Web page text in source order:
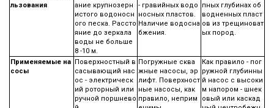
льзования
ание крупнозерн
истого водоносн
ого песка. Рассто
яние до зеркала
воды не больше
8 -10 м.
- гравийных водо
носных пластов.
Наличие водосна
бжения.
пных глубинах об
водненных пласт
ов из трещиноват
ых пород.
Применяемые на
сосы
Поверхностный в
сасывающий нас
ос - электрическ
ий роторный или
ручной поршнево
Погружные сква
жные насосы, эр
лифт. Поверхност
ные насосы, как
правило, неприм
Как правило - пог
ружной глубинны
й насос с высоки
м напором - шнек
овый или каскад